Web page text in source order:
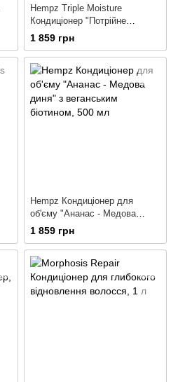
Hempz Triple Moisture
Кондиціонер "Потрійне
зволоження" для сухого
волосся
1 859 грн
Hempz Кондиціонер для
об'єму "Ананас - Медова
диня" з веганським біотином
1 859 грн